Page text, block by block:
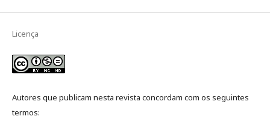
Licença
Autores que publicam nesta revista concordam com os seguintes
termos: